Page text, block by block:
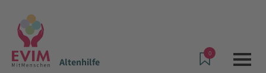
Altenhilfe
0